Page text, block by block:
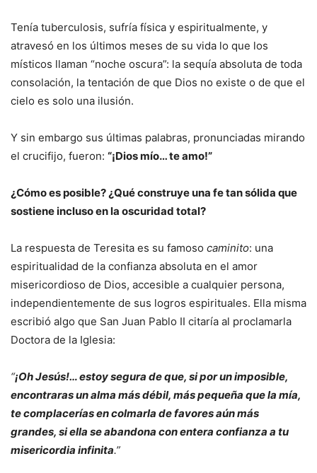
Tenía tuberculosis, sufría física y espiritualmente, y
atravesó en los últimos meses de su vida lo que los
místicos llaman “noche oscura”: la sequía absoluta de toda
consolación, la tentación de que Dios no existe o de que el
cielo es solo una ilusión.
Y sin embargo sus últimas palabras, pronunciadas mirando
el crucifijo, fueron: “¡Dios mío… te amo!”
¿Cómo es posible? ¿Qué construye una fe tan sólida que
sostiene incluso en la oscuridad total?
La respuesta de Teresita es su famoso caminito: una
espiritualidad de la confianza absoluta en el amor
misericordioso de Dios, accesible a cualquier persona,
independientemente de sus logros espirituales. Ella misma
escribió algo que San Juan Pablo II citaría al proclamarla
Doctora de la Iglesia:
“¡Oh Jesús!… estoy segura de que, si por un imposible,
encontraras un alma más débil, más pequeña que la mía,
te complacerías en colmarla de favores aún más
grandes, si ella se abandona con entera confianza a tu
misericordia infinita.”